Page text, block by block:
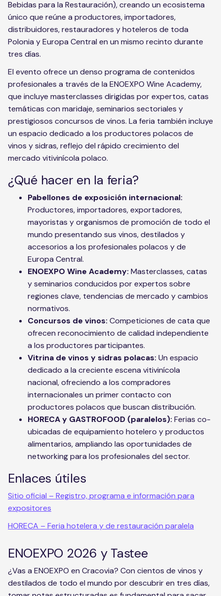
Bebidas para la Restauración), creando un ecosistema
único que reúne a productores, importadores,
distribuidores, restauradores y hoteleros de toda
Polonia y Europa Central en un mismo recinto durante
tres días.
El evento ofrece un denso programa de contenidos
profesionales a través de la ENOEXPO Wine Academy,
que incluye masterclasses dirigidas por expertos, catas
temáticas con maridaje, seminarios sectoriales y
prestigiosos concursos de vinos. La feria también incluye
un espacio dedicado a los productores polacos de
vinos y sidras, reflejo del rápido crecimiento del
mercado vitivinícola polaco.
¿Qué hacer en la feria?
Pabellones de exposición internacional:
Productores, importadores, exportadores,
mayoristas y organismos de promoción de todo el
mundo presentando sus vinos, destilados y
accesorios a los profesionales polacos y de
Europa Central.
ENOEXPO Wine Academy: Masterclasses, catas
y seminarios conducidos por expertos sobre
regiones clave, tendencias de mercado y cambios
normativos.
Concursos de vinos: Competiciones de cata que
ofrecen reconocimiento de calidad independiente
a los productores participantes.
Vitrina de vinos y sidras polacas: Un espacio
dedicado a la creciente escena vitivinícola
nacional, ofreciendo a los compradores
internacionales un primer contacto con
productores polacos que buscan distribución.
HORECA y GASTROFOOD (paralelos): Ferias co-
ubicadas de equipamiento hotelero y productos
alimentarios, ampliando las oportunidades de
networking para los profesionales del sector.
Enlaces útiles
Sitio oficial – Registro, programa e información para
expositores
HORECA – Feria hotelera y de restauración paralela
ENOEXPO 2026 y Tastee
¿Vas a ENOEXPO en Cracovia? Con cientos de vinos y
destilados de todo el mundo por descubrir en tres días,